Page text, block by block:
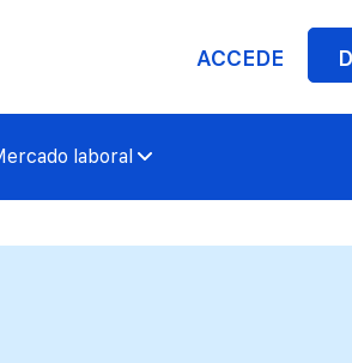
ACCEDE
laboral